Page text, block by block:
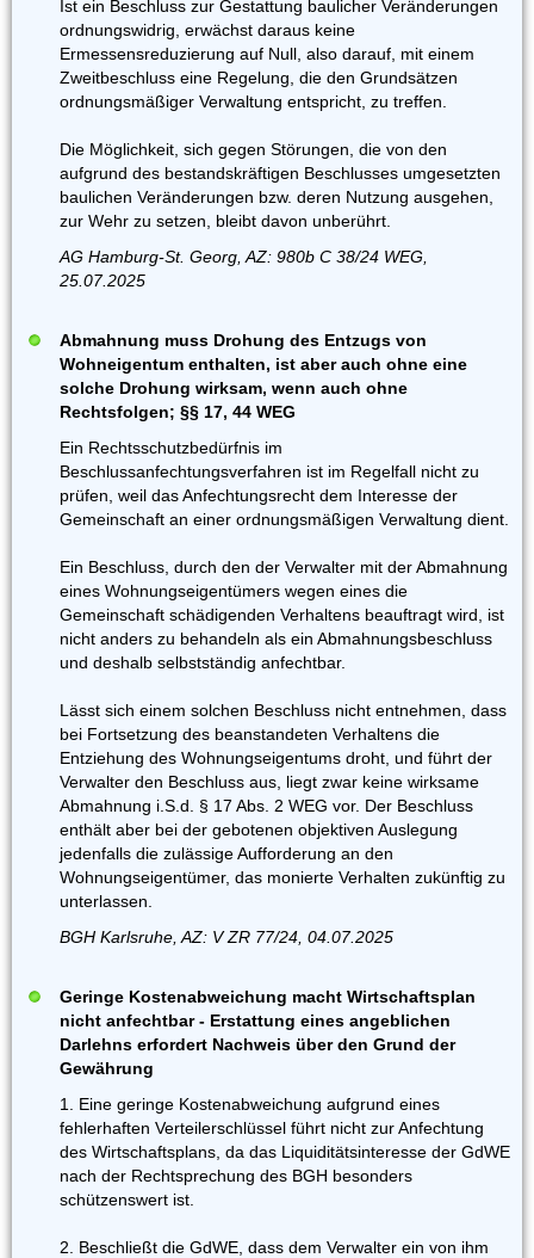
Ist ein Beschluss zur Gestattung baulicher Veränderungen
ordnungswidrig, erwächst daraus keine
Ermessensreduzierung auf Null, also darauf, mit einem
Zweitbeschluss eine Regelung, die den Grundsätzen
ordnungsmäßiger Verwaltung entspricht, zu treffen.
Die Möglichkeit, sich gegen Störungen, die von den
aufgrund des bestandskräftigen Beschlusses umgesetzten
baulichen Veränderungen bzw. deren Nutzung ausgehen,
zur Wehr zu setzen, bleibt davon unberührt.
AG Hamburg-St. Georg, AZ: 980b C 38/24 WEG,
25.07.2025
Abmahnung muss Drohung des Entzugs von
Wohneigentum enthalten, ist aber auch ohne eine
solche Drohung wirksam, wenn auch ohne
Rechtsfolgen; §§ 17, 44 WEG
Ein Rechtsschutzbedürfnis im
Beschlussanfechtungsverfahren ist im Regelfall nicht zu
prüfen, weil das Anfechtungsrecht dem Interesse der
Gemeinschaft an einer ordnungsmäßigen Verwaltung dient.
Ein Beschluss, durch den der Verwalter mit der Abmahnung
eines Wohnungseigentümers wegen eines die
Gemeinschaft schädigenden Verhaltens beauftragt wird, ist
nicht anders zu behandeln als ein Abmahnungsbeschluss
und deshalb selbstständig anfechtbar.
Lässt sich einem solchen Beschluss nicht entnehmen, dass
bei Fortsetzung des beanstandeten Verhaltens die
Entziehung des Wohnungseigentums droht, und führt der
Verwalter den Beschluss aus, liegt zwar keine wirksame
Abmahnung i.S.d. § 17 Abs. 2 WEG vor. Der Beschluss
enthält aber bei der gebotenen objektiven Auslegung
jedenfalls die zulässige Aufforderung an den
Wohnungseigentümer, das monierte Verhalten zukünftig zu
unterlassen.
BGH Karlsruhe, AZ: V ZR 77/24, 04.07.2025
Geringe Kostenabweichung macht Wirtschaftsplan
nicht anfechtbar - Erstattung eines angeblichen
Darlehns erfordert Nachweis über den Grund der
Gewährung
1. Eine geringe Kostenabweichung aufgrund eines
fehlerhaften Verteilerschlüssel führt nicht zur Anfechtung
des Wirtschaftsplans, da das Liquiditätsinteresse der GdWE
nach der Rechtsprechung des BGH besonders
schützenswert ist.
2. Beschließt die GdWE, dass dem Verwalter ein von ihm